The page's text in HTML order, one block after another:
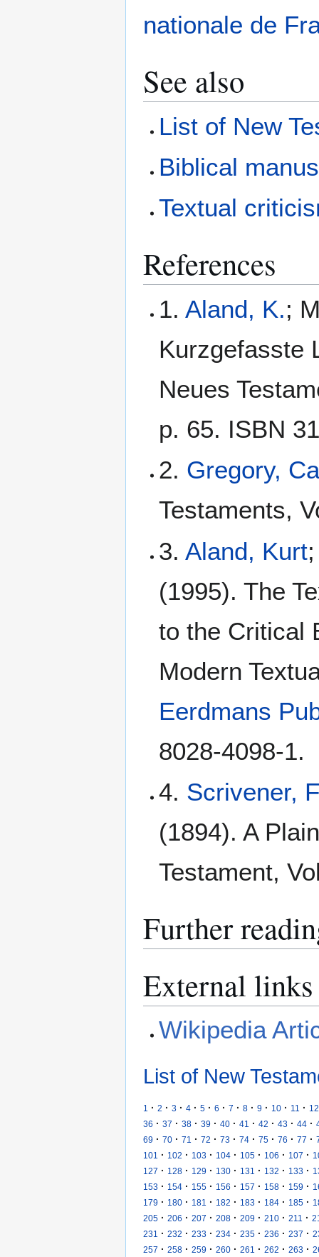
nationale de
See also
List of New
Biblical
Textual
References
1. Aland, K.;
Kurzgefasste
Neues
p. 65. ISBN
2. Gregory,
Testaments,
3. Aland, Kurt
(1995). The
to the Critical
Modern
Eerdmans
8028-4098-1.
4. Scrivener,
(1894). A
Testament,
Further
External links
Wikipedia
List of New
1 · 2 · 3 · 4 · 5 · 6 · 7 · 8 · 9 · 10 · 11 · 12
36 · 37 · 38 · 39 · 40 · 41 · 42 · 43 · 44 ·
69 · 70 · 71 · 72 · 73 · 74 · 75 · 76 · 77 ·
101
· 102 · 103 · 104 · 105 · 106 · 107 ·
127 · 128 · 129 · 130 · 131 · 132 · 133 ·
153 · 154 · 155 · 156 · 157 · 158 · 159 ·
179 · 180 · 181 · 182 · 183 · 184 · 185 ·
205 · 206 · 207 · 208 · 209 · 210 · 211 ·
231
· 232 · 233 · 234 · 235 · 236 · 237 ·
257 · 258 · 259 · 260 · 261 · 262 · 263 ·